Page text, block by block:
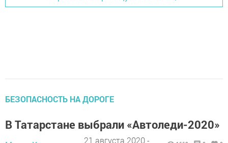
БЕЗОПАСНОСТЬ НА ДОРОГЕ
В Татарстане выбрали «Автоледи-2020»
21 августа 2020 -